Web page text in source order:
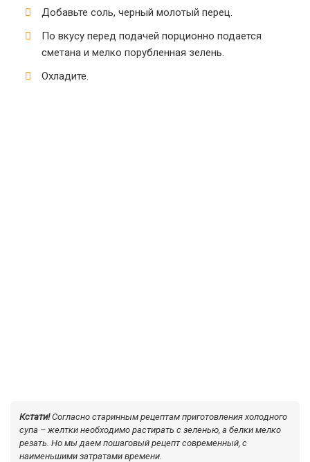
Добавьте соль, черный молотый перец.
По вкусу перед подачей порционно подается
сметана и мелко порубленная зелень.
Охладите.
Кстати!Согласно старинным рецептам приготовления холодного
супа – желтки необходимо растирать с зеленью, а белки мелко
резать. Но мы даем пошаговый рецепт современный, с
наименьшими затратами времени.